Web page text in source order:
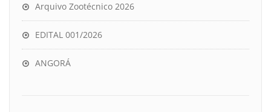
Arquivo Zootécnico 2026
EDITAL 001/2026
ANGORÁ